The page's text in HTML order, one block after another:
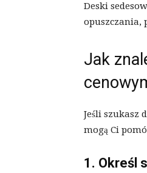
Deski
opuszczania,
Jak
Jeśli szukasz
mogą Ci
1. Określ